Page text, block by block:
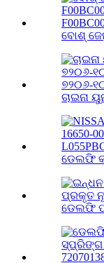
ବୋଶ୍
ଚାଇନା
ଡେଲଫି
ଡେଲଫି